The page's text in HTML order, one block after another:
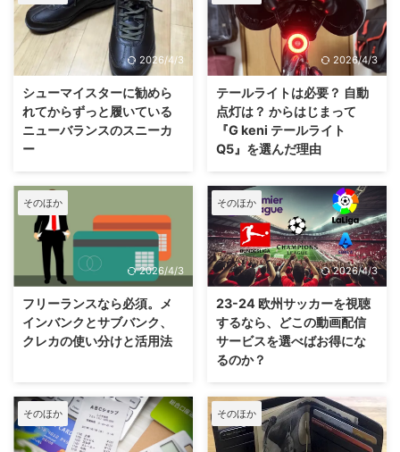
2026/4/3
シューマイスターに勧めら
れてからずっと履いている
ニューバランスのスニーカ
ー
2026/4/3
テールライトは必要？ 自動
点灯は？ からはじまって
『G keni テールライト
Q5』を選んだ理由
そのほか
2026/4/3
フリーランスなら必須。メ
インバンクとサブバンク、
クレカの使い分けと活用法
そのほか
2026/4/3
23-24 欧州サッカーを視聴
するなら、どこの動画配信
サービスを選べばお得にな
るのか？
そのほか そのほか